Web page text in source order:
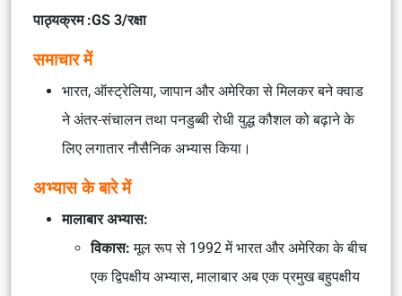
पाठ्यक्रम :GS 3/रक्षा
समाचार में
भारत, ऑस्ट्रेलिया, जापान और अमेरिका से मिलकर बने क्वाड
ने अंतर-संचालन तथा पनडुब्बी रोधी युद्ध कौशल को बढ़ाने के
लिए लगातार नौसैनिक अभ्यास किया।
अभ्यास के बारे में
मालाबार अभ्यास:
विकास:मूल रूप से 1992 में भारत और अमेरिका के बीच
एक द्विपक्षीय अभ्यास, मालाबार अब एक प्रमुख बहुपक्षीय